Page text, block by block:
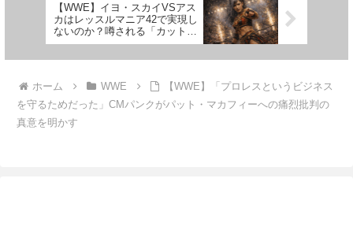
【WWE】イヨ・スカイVSアス
カはレッスルマニア42で実現し
ないのか？噂される「カットの
理由」とは
ホーム WWE
【WWE】「プロレスというビジネス
を守るためだった」CMパンクがパット・マカフィーへの痛烈批判の
真意を明かす